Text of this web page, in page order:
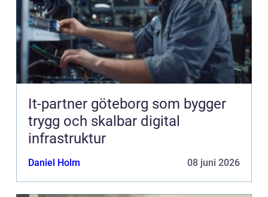
It-partner göteborg som bygger
trygg och skalbar digital
infrastruktur
Daniel Holm 08 juni 2026